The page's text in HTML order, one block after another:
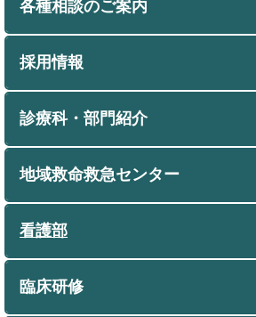
各種相談のご案内
採用情報
診療科・部門紹介
地域救命救急センター
看護部
臨床研修